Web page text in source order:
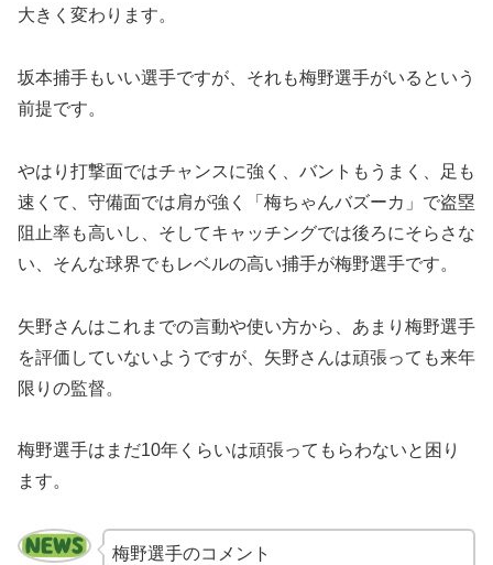
大きく変わります。
坂本捕手もいい選手ですが、それも梅野選手がいるという
前提です。
やはり打撃面ではチャンスに強く、バントもうまく、足も
速くて、守備面では肩が強く「梅ちゃんバズーカ」で盗塁
阻止率も高いし、そしてキャッチングでは後ろにそらさな
い、そんな球界でもレベルの高い捕手が梅野選手です。
矢野さんはこれまでの言動や使い方から、あまり梅野選手
を評価していないようですが、矢野さんは頑張っても来年
限りの監督。
梅野選手はまだ10年くらいは頑張ってもらわないと困り
ます。
梅野選手のコメント